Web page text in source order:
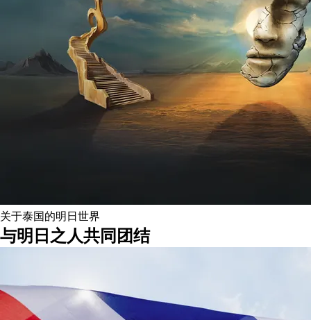
关于泰国的明日世界
与明日之人共同团结